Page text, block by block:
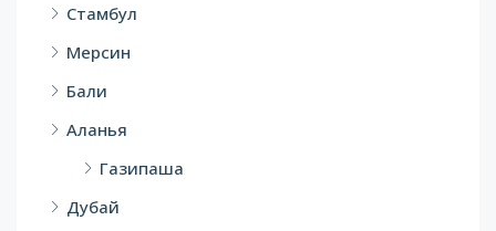
Стамбул
Мерсин
Бали
Аланья
Газипаша
Дубай